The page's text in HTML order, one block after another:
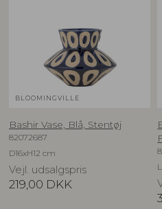
BLOOMINGVILLE
Bashir Vase, Blå, Stentøj
82072687
D16xH12 cm
Vejl. udsalgspris
219,00 DKK